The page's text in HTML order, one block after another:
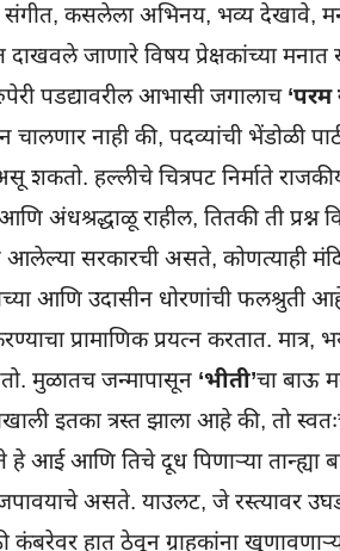
संगीत, कसलेला अभिनय, भव्य देखावे,
जाणारे विषय प्रेक्षकांच्या
पडद्यावरील आभासी जगालाच ‘परम
नाही की, पदव्यांची भेंडोळी
शकतो. हल्लीचे चित्रपट निर्माते
राहील, तितकी ती प्रश्न
सरकारची असते, कोणत्याही
आणि उदासीन धोरणांची फलश्रुती
प्रामाणिक प्रयत्न करतात. मात्र,
मुळातच जन्मापासून ‘भीती’चा बाऊ
इतका त्रस्त झाला आहे की, तो
हे आई आणि तिचे दूध पिणाऱ्या
असते. याउलट, जे रस्त्यावर
कंबरेवर हात ठेवून ग्राहकांना